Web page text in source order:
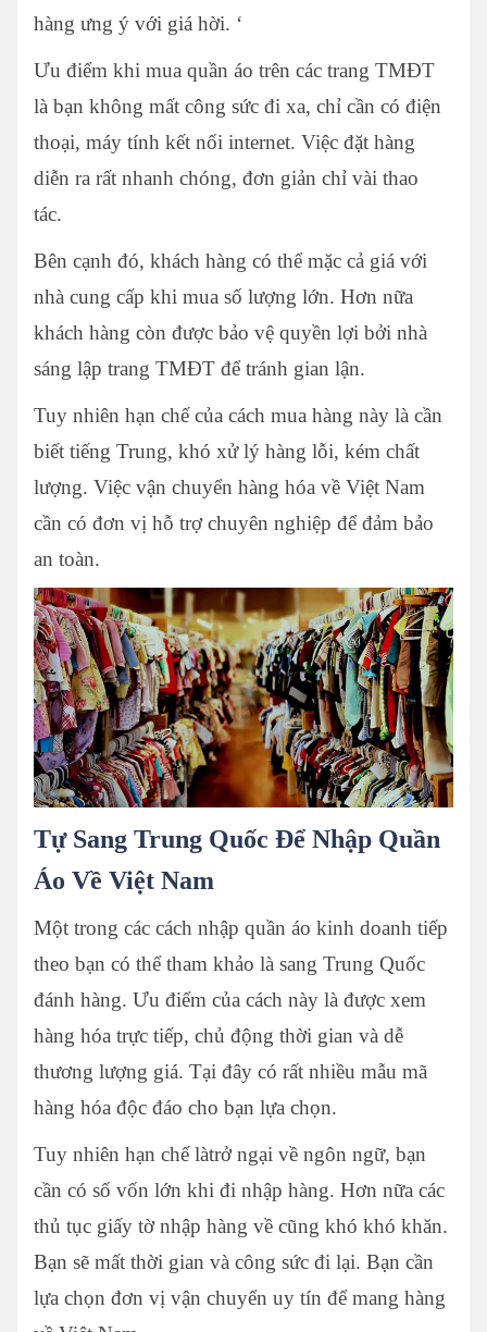
hàng ưng ý với giá hời. ‘
Ưu điểm khi mua quần áo trên các trang TMĐT
là bạn không mất công sức đi xa, chỉ cần có điện
thoại, máy tính kết nối internet. Việc đặt hàng
diễn ra rất nhanh chóng, đơn giản chỉ vài thao
tác.
Bên cạnh đó, khách hàng có thể mặc cả giá với
nhà cung cấp khi mua số lượng lớn. Hơn nữa
khách hàng còn được bảo vệ quyền lợi bởi nhà
sáng lập trang TMĐT để tránh gian lận.
Tuy nhiên hạn chế của cách mua hàng này là cần
biết tiếng Trung, khó xử lý hàng lỗi, kém chất
lượng. Việc vận chuyển hàng hóa về Việt Nam
cần có đơn vị hỗ trợ chuyên nghiệp để đảm bảo
an toàn.
Tự Sang Trung Quốc Để Nhập Quần
Áo Về Việt Nam
Một trong các cách nhập quần áo kinh doanh tiếp
theo bạn có thể tham khảo là sang Trung Quốc
đánh hàng. Ưu điểm của cách này là được xem
hàng hóa trực tiếp, chủ động thời gian và dễ
thương lượng giá. Tại đây có rất nhiều mẫu mã
hàng hóa độc đáo cho bạn lựa chọn.
Tuy nhiên hạn chế làtrở ngại về ngôn ngữ, bạn
cần có số vốn lớn khi đi nhập hàng. Hơn nữa các
thủ tục giấy tờ nhập hàng về cũng khó khó khăn.
Bạn sẽ mất thời gian và công sức đi lại. Bạn cần
lựa chọn đơn vị vận chuyển uy tín để mang hàng